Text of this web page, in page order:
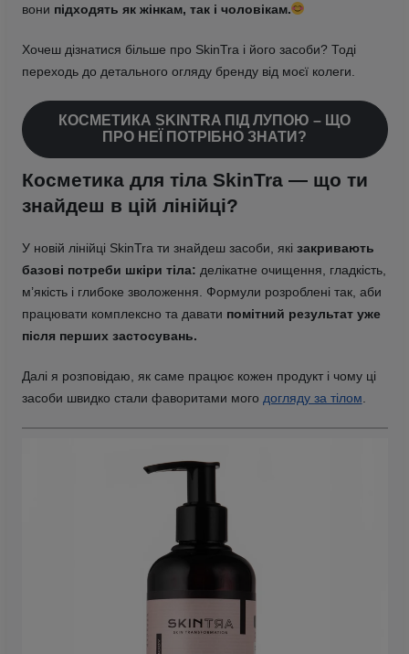
вони підходять як жінкам, так і чоловікам.
Хочеш дізнатися більше про SkinTra і його засоби? Тоді
переходь до детального огляду бренду від моєї колеги.
КОСМЕТИКА SKINTRA ПІД ЛУПОЮ – ЩО
ПРО НЕЇ ПОТРІБНО ЗНАТИ?
Косметика для тіла SkinTra — що ти
знайдеш в цій лінійці?
У новій лінійці SkinTra ти знайдеш засоби, які закривають
базові потреби шкіри тіла: делікатне очищення, гладкість,
м’якість і глибоке зволоження. Формули розроблені так, аби
працювати комплексно та давати помітний результат уже
після перших застосувань.
Далі я розповідаю, як саме працює кожен продукт і чому ці
засоби швидко стали фаворитами мого догляду за тілом